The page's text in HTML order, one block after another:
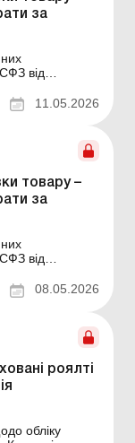
за
від
з
2026 року
11.05.2026
товару –
за
від
з
продаж
08.05.2026
роялті
обліку